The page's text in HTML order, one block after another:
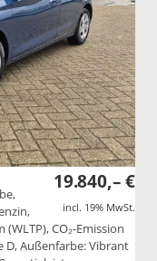
19.840,– €
incl. 19% MwSt.
CO₂-Emission
D, Außenfarbe: Vibrant